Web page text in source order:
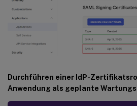
Durchführen einer IdP-
Anwendung als geplante